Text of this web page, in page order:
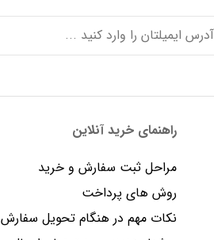
راهنمای خرید آنلاین
مراحل ثبت سفارش و خرید
روش های پرداخت
نکات مهم در هنگام تحویل سفارش